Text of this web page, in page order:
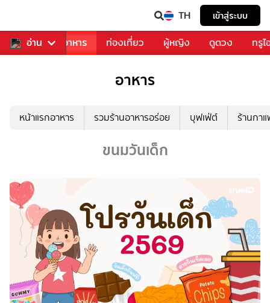
TH เข้าสู่ระบบ
อ่าน
การเพลง อาหาร ท่องเที่ยว ผู้หญิง ดูดวง ทรู
อาหาร
หน้าแรกอาหาร รวมร้านอาหารอร่อย บุฟเฟ่ต์ ร้านกา
ขนมวันเด็ก